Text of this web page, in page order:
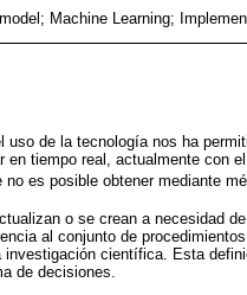
Machine Learning;
uso de la tecnología nos ha
en tiempo real, actualmente con
no es posible obtener mediante
o se crean a necesidad
al conjunto de
investigación científica. Esta
de decisiones.